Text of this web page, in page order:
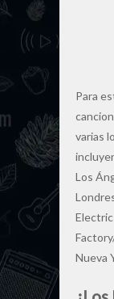
Para
varias
Los
Nueva